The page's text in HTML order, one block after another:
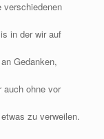
verschiedenen
in der wir auf
Gedanken,
auch ohne vor
zu verweilen.